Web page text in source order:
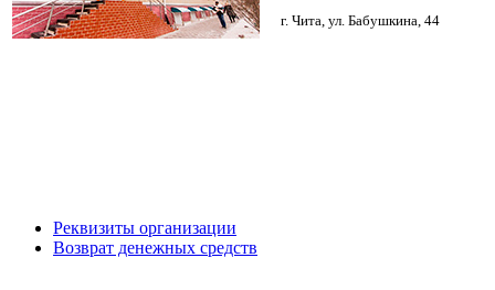
г. Чита, ул. Бабушкина, 44
Реквизиты организации
Возврат денежных средств